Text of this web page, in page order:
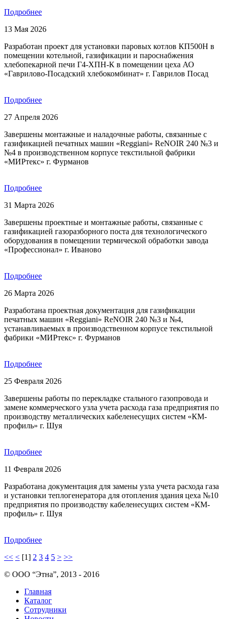
Подробнее
13 Мая 2026
Разработан проект для установки паровых котлов КП500Н в
помещении котельной, газификации и пароснабжения
хлебопекарной печи Г4-ХПН-К в помещении цеха АО
«Гаврилово-Посадский хлебокомбинат» г. Гаврилов Посад
Подробнее
27 Апреля 2026
Завершены монтажные и наладочные работы, связанные с
газификацией печатных машин «Reggiani» ReNOIR 240 №3 и
№4 в производственном корпусе текстильной фабрики
«МИРтекс» г. Фурманов
Подробнее
31 Марта 2026
Завершены проектные и монтажные работы, связанные с
газификацией газоразборного поста для технологического
оборудования в помещении термической обработки завода
«Профессионал» г. Иваново
Подробнее
26 Марта 2026
Разработана проектная документация для газификации
печатных машин «Reggiani» ReNOIR 240 №3 и №4,
устанавливаемых в производственном корпусе текстильной
фабрики «МИРтекс» г. Фурманов
Подробнее
25 Февраля 2026
Завершены работы по перекладке стального газопровода и
замене коммерческого узла учета расхода газа предприятия по
производству металлических кабеленесущих систем «КМ-
профиль» г. Шуя
Подробнее
11 Февраля 2026
Разработана документация для замены узла учета расхода газа
и установки теплогенератора для отопления здания цеха №10
предприятия по производству кабеленесущих систем «КМ-
профиль» г. Шуя
Подробнее
<< < [1] 2 3 4 5 > >>
© ООО “Этна”, 2013 - 2016
Главная
Каталог
Сотрудники